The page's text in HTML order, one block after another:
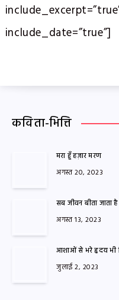
include_date=”true”]
कविता-भित्ति
मरा हूँ हज़ार मरण
अगस्त 20, 2023
सब जीवन बीता जाता है
अगस्त 13, 2023
आशाओं से भरे हृदय भी
जुलाई 2, 2023